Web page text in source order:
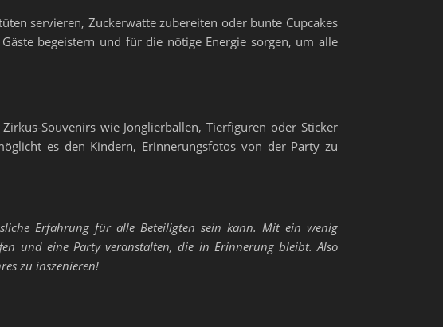
servieren, Zuckerwatte zubereiten oder bunte Cupcakes
begeistern und für die nötige Energie sorgen, um alle
Souvenirs wie Jonglierbällen, Tierfiguren oder Sticker
es den Kindern, Erinnerungsfotos von der Party zu
Erfahrung für alle Beteiligten sein kann. Mit ein wenig
und eine Party veranstalten, die in Erinnerung bleibt. Also
zu inszenieren!